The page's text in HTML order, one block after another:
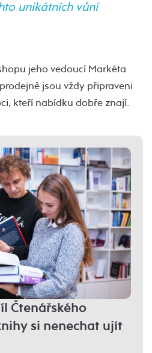
unikátních vůní
jeho vedoucí Markéta
jsou vždy připraveni
kteří nabídku dobře znají.
Čtenářského
si nenechat ujít